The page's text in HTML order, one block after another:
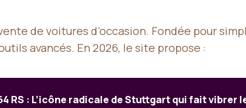
de voitures d’occasion. Fondée pour
avancés. En 2026, le site propose :
RS : L’icône radicale de Stuttgart qui fait vibrer